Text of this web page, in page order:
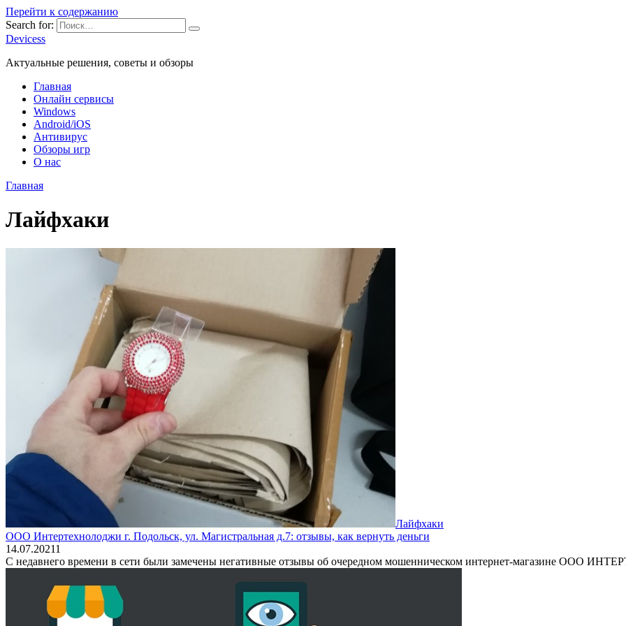
Перейти к содержанию
Search for:
Devicess
Актуальные решения, советы и обзоры
Главная
Онлайн сервисы
Windows
Android/iOS
Антивирус
Обзоры игр
О нас
Главная
Лайфхаки
Лайфхаки
ООО Интертехнолоджи г. Подольск, ул. Магистральная д.7: отзывы, как вернуть деньги
14.07.20211
С недавнего времени в сети были замечены негативные отзывы об очередном мошенническом интернет-магазине ООО